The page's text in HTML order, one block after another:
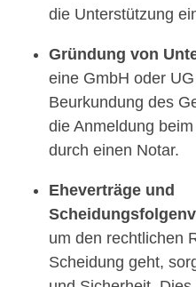
die Unterstützung
Gründung von
eine GmbH oder
Beurkundung des
die Anmeldung
durch einen Notar.
Eheverträge und
um den rechtlichen
Scheidung geht,